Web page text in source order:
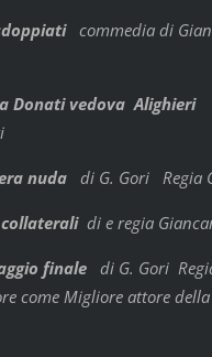
commedia di
Donati vedova Alighieri
nudadi G. Gori Regia
di e regia
finaledi G. Gori
come Migliore attore della